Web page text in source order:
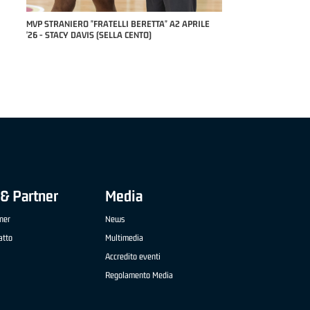
MVP "FRATELLI BERETTA" SAMUEL DILAS B
NAZIONALE APRILE '26 - MARCO RESTELLI (TAV
Partner Media
News
Multimedia
Accredito eventi
Regolamento Media